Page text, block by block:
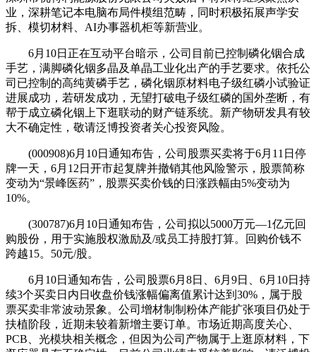
业，深耕笔记本电脑布局件模组范畴，同时积极拓展声学安
拆、模切材料、AI办事器机柜等新营业。
6月10日正在互动平台暗示，公司目前已控制磷化铟合成
手艺，满脚磷化铟多晶及单晶工业化出产的手艺要求。依托公
司已控制的高纯黄磷手艺，磷化铟原材料电子级红磷小试验证
进展成功，若研发成功，无望打破电子级红磷的国外垄断，有
帮于成立磷化铟上下逛联动的财产链系统。新产物研发具有较
大不确定性，敬请泛博投资者关心投资风险。
(000908)6月10日通知布告，公司股票买卖将于6月11日停
牌一天，6月12日开市起复牌并撤销其他风险警示，股票简称
变动为“景峰医药”，股票买卖价钱的日涨跌幅由5%变动为
10%。
(300787)6月10日通知布告，公司拟以5000万元—1亿元回
购股份，用于实施股权激励及/或员工持股打算。回购价钱不
跨越15。50元/股。
6月10日通知布告，公司股票6月8日、6月9日、6月10日持
续3个买卖日内日收盘价钱涨幅偏离值累计达到30%，属于股
票买卖非常波动景象。公司增材制制粉体产能扩张项目仍处于
扶植阶段，近期未较着新增主要订单。市场近期高度关心、
PCB、光模块相关概念，但因为公司产物属于上逛原材料，下